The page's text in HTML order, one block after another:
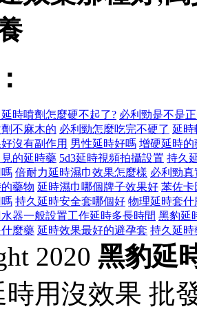
延時噴劑怎麼硬不起了? 必利勁是不是
不麻木的 必利勁怎麼吃完不硬了 延時
沒有副作用 男性延時好嗎 增硬延時的
的延時藥 5d3延時視頻拍攝設置 持久
倍耐力延時濕巾效果怎麼樣 必利勁
藥物 延時濕巾哪個牌子效果好 苯佐卡
持久延時安全套哪個好 物理延時套什
水器一般設置工作延時多長時間 黑豹延
麼藥 延時效果最好的避孕套 持久延時
2020 黑豹延
時用沒效果 批